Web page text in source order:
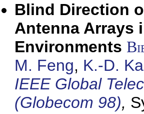
Blind Direction
Antenna Arrays
Environments
M. Feng, K.-D.
IEEE Global
(Globecom 98),